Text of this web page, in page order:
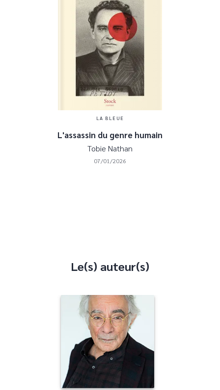
LA BLEUE
L'assassin du genre humain
Tobie Nathan
07/01/2026
Le(s) auteur(s)